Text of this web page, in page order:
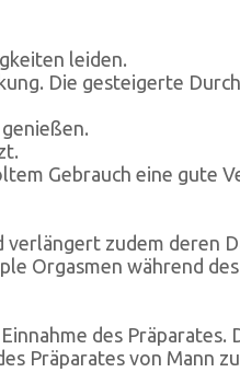
leiden.
Die gesteigerte
Gebrauch eine gute
zudem deren
Orgasmen während
des
Präparates von Mann